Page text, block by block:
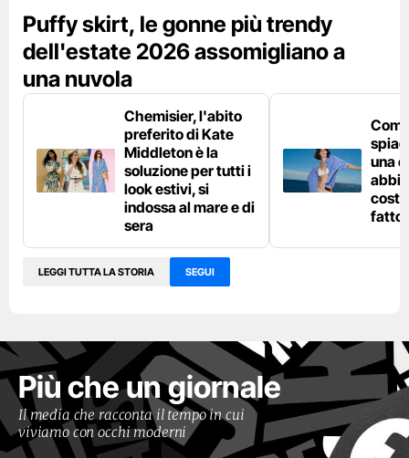
Puffy skirt, le gonne più trendy
dell'estate 2026 assomigliano a
una nuvola
Chemisier, l'abito
preferito di Kate
Middleton è la
soluzione per tutti i
look estivi, si
indossa al mare e di
sera
una
fatto
LEGGI TUTTA LA STORIA SEGUI
Più che un giornale
Il media che racconta il tempo in cui
viviamo con occhi moderni